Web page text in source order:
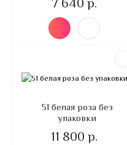
7 640 р.
51 белая роза без
упаковки
11 800 р.